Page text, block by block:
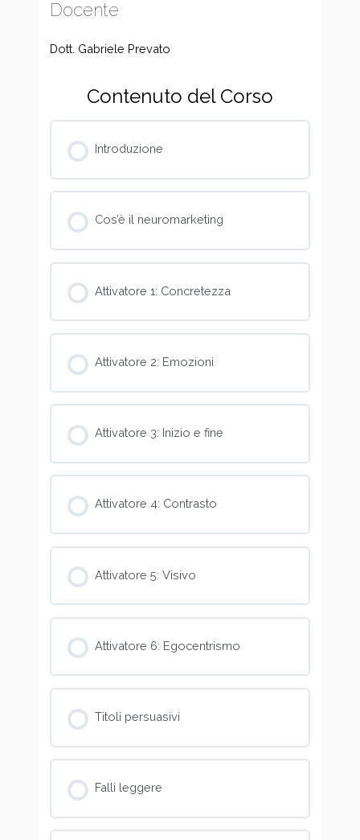
Docente
Dott. Gabriele Prevato
Contenuto del Corso
Introduzione
Cos’è il neuromarketing
Attivatore 1: Concretezza
Attivatore 2: Emozioni
Attivatore 3: Inizio e fine
Attivatore 4: Contrasto
Attivatore 5: Visivo
Attivatore 6: Egocentrismo
Titoli persuasivi
Falli leggere